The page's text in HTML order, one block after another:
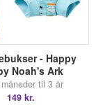
- Happy
Noah's Ark
til 3 år
149 kr.